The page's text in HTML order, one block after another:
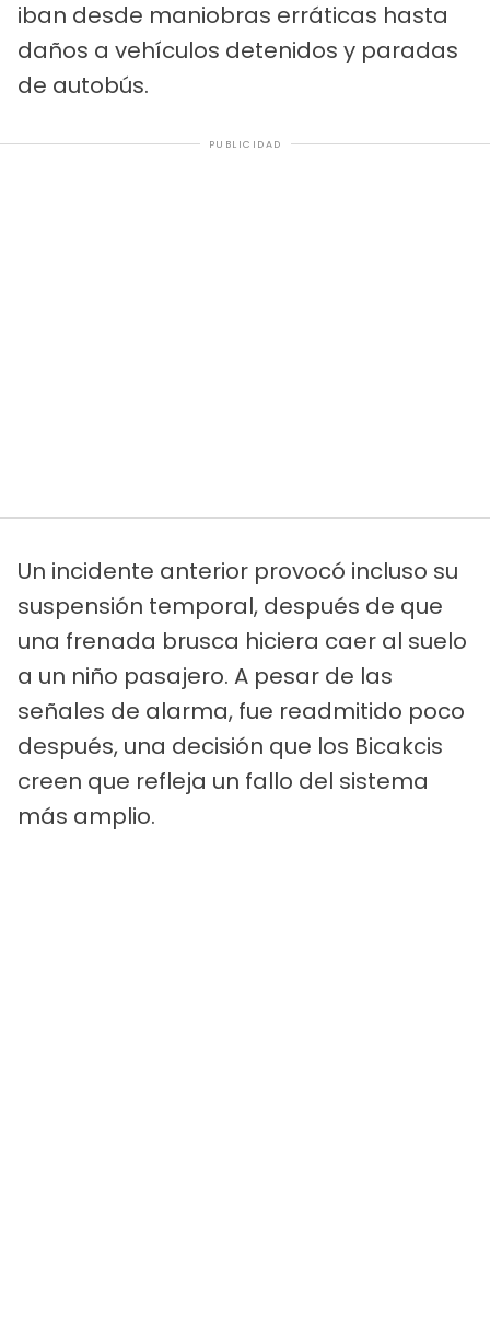
iban desde maniobras erráticas hasta
daños a vehículos detenidos y paradas
de autobús.
PUBLICIDAD
Un incidente anterior provocó incluso su
suspensión temporal, después de que
una frenada brusca hiciera caer al suelo
a un niño pasajero. A pesar de las
señales de alarma, fue readmitido poco
después, una decisión que los Bicakcis
creen que refleja un fallo del sistema
más amplio.